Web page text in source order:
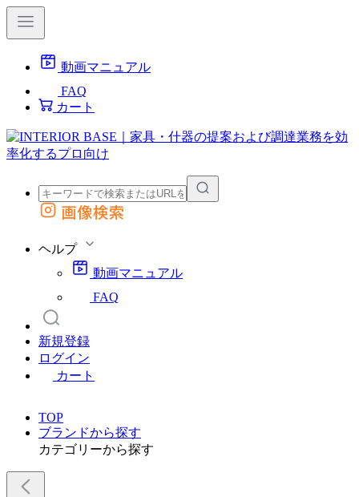
動画マニュアル
FAQ
カート
外部サイトの商品をカートに追加
画像検索
ヘルプ
動画マニュアル
FAQ
新規登録
ログイン
カート
TOP
ブランドから探す
カテゴリーから探す